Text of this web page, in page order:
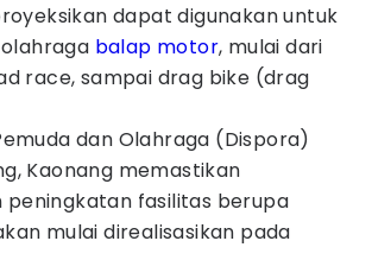
dapat digunakan untuk
balap motor, mulai dari
race, sampai drag bike (drag
dan Olahraga (Dispora)
Kaonang memastikan
peningkatan fasilitas berupa
mulai direalisasikan pada